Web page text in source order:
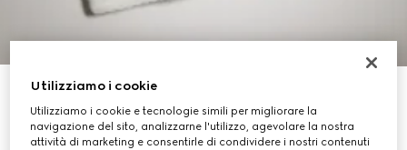
Coperta neonato in cotone con GG
€ 590
Utilizziamo i cookie
Utilizziamo i cookie e tecnologie simili per migliorare la
navigazione del sito, analizzarne l'utilizzo, agevolare la nostra
attività di marketing e consentirle di condividere i nostri contenuti